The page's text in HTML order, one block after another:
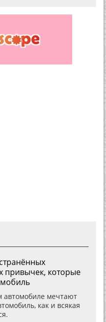
привычек, которые
автомобиле мечтают
как и всякая